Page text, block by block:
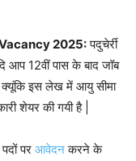
2025:पदुचेर्री
आप 12वीं पास के बाद जॉब
इस लेख में आयु सीमा
शेयर की गयी है |
पर आवेदनकरने के